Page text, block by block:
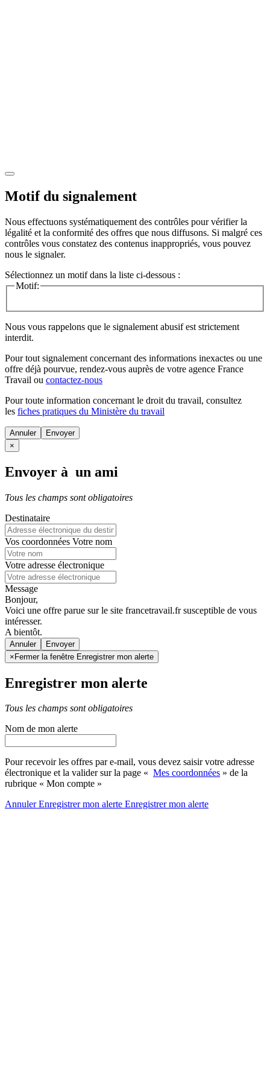
Motif du signalement
Nous effectuons systématiquement des contrôles pour vérifier la
légalité et la conformité des offres que nous diffusons. Si malgré ces
contrôles vous constatez des contenus inappropriés, vous pouvez
nous le signaler.
Sélectionnez un motif dans la liste ci-dessous :
Motif:
Nous vous rappelons que le signalement abusif est strictement
interdit.
Pour tout signalement concernant des informations inexactes ou une
offre déjà pourvue, rendez-vous auprès de votre agence France
Travail ou contactez-nous
Pour toute information concernant le droit du travail, consultez
les fiches pratiques du Ministère du travail
Annuler
×
Envoyer à un ami
Tous les champs sont obligatoires
Destinataire
Vos coordonnées Votre nom
Votre adresse électronique
Message
Bonjour,
Voici une offre parue sur le site francetravail.fr susceptible de vous
intéresser.
A bientôt.
Annuler
×Fermer la fenêtre Enregistrer mon alerte
Enregistrer mon alerte
Tous les champs sont obligatoires
Nom de mon alerte
Pour recevoir les offres par e-mail, vous devez saisir votre adresse
électronique et la valider sur la page « Mes coordonnées » de la
rubrique « Mon compte »
AnnulerEnregistrer mon alerte Enregistrermon alerte